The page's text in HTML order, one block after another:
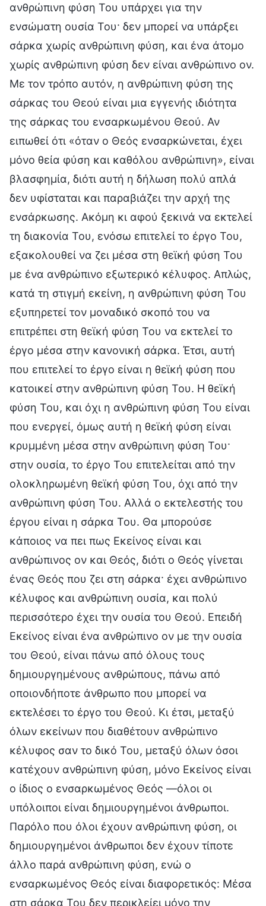
ανθρώπινη φύση Του υπάρχει για την
ενσώματη ουσία Του· δεν μπορεί να υπάρξει
σάρκα χωρίς ανθρώπινη φύση, και ένα άτομο
χωρίς ανθρώπινη φύση δεν είναι ανθρώπινο ον.
Με τον τρόπο αυτόν, η ανθρώπινη φύση της
σάρκας του Θεού είναι μια εγγενής ιδιότητα
της σάρκας του ενσαρκωμένου Θεού. Αν
ειπωθεί ότι «όταν ο Θεός ενσαρκώνεται, έχει
μόνο θεία φύση και καθόλου ανθρώπινη», είναι
βλασφημία, διότι αυτή η δήλωση πολύ απλά
δεν υφίσταται και παραβιάζει την αρχή της
ενσάρκωσης. Ακόμη κι αφού ξεκινά να εκτελεί
τη διακονία Του, ενόσω επιτελεί το έργο Του,
εξακολουθεί να ζει μέσα στη θεϊκή φύση Του
με ένα ανθρώπινο εξωτερικό κέλυφος. Απλώς,
κατά τη στιγμή εκείνη, η ανθρώπινη φύση Του
εξυπηρετεί τον μοναδικό σκοπό του να
επιτρέπει στη θεϊκή φύση Του να εκτελεί το
έργο μέσα στην κανονική σάρκα. Έτσι, αυτή
που επιτελεί το έργο είναι η θεϊκή φύση που
κατοικεί στην ανθρώπινη φύση Του. Η θεϊκή
φύση Του, και όχι η ανθρώπινη φύση Του είναι
που ενεργεί, όμως αυτή η θεϊκή φύση είναι
κρυμμένη μέσα στην ανθρώπινη φύση Του·
στην ουσία, το έργο Του επιτελείται από την
ολοκληρωμένη θεϊκή φύση Του, όχι από την
ανθρώπινη φύση Του. Αλλά ο εκτελεστής του
έργου είναι η σάρκα Του. Θα μπορούσε
κάποιος να πει πως Εκείνος είναι και
ανθρώπινος ον και Θεός, διότι ο Θεός γίνεται
ένας Θεός που ζει στη σάρκα· έχει ανθρώπινο
κέλυφος και ανθρώπινη ουσία, και πολύ
περισσότερο έχει την ουσία του Θεού. Επειδή
Εκείνος είναι ένα ανθρώπινο ον με την ουσία
του Θεού, είναι πάνω από όλους τους
δημιουργημένους ανθρώπους, πάνω από
οποιονδήποτε άνθρωπο που μπορεί να
εκτελέσει το έργο του Θεού. Κι έτσι, μεταξύ
όλων εκείνων που διαθέτουν ανθρώπινο
κέλυφος σαν το δικό Του, μεταξύ όλων όσοι
κατέχουν ανθρώπινη φύση, μόνο Εκείνος είναι
ο ίδιος ο ενσαρκωμένος Θεός —όλοι οι
υπόλοιποι είναι δημιουργημένοι άνθρωποι.
Παρόλο που όλοι έχουν ανθρώπινη φύση, οι
δημιουργημένοι άνθρωποι δεν έχουν τίποτε
άλλο παρά ανθρώπινη φύση, ενώ ο
ενσαρκωμένος Θεός είναι διαφορετικός: Μέσα
στη σάρκα Του δεν περικλείει μόνο την